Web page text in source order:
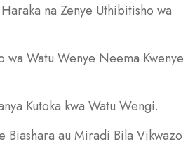
na Zenye Uthibitisho wa
wa Watu Wenye Neema Kwenye
Kutoka kwa Watu Wengi.
Biashara au Miradi Bila Vikwazo